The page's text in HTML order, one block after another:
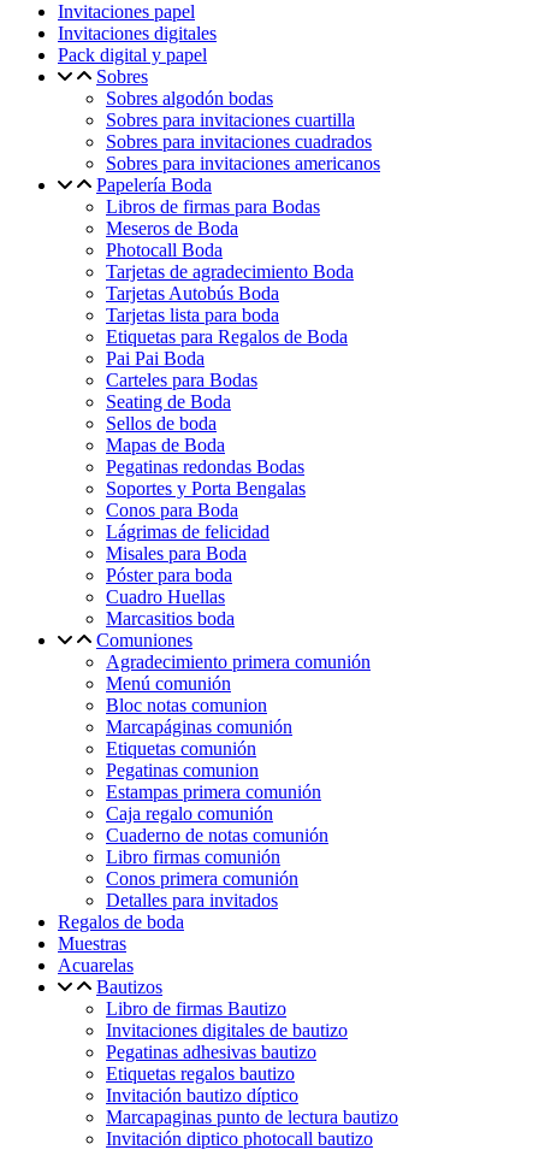
Invitaciones papel
Invitaciones digitales
Pack digital y papel
Sobres
Sobres algodón bodas
Sobres para invitaciones cuartilla
Sobres para invitaciones cuadrados
Sobres para invitaciones americanos
Papelería Boda
Libros de firmas para Bodas
Meseros de Boda
Photocall Boda
Tarjetas de agradecimiento Boda
Tarjetas Autobús Boda
Tarjetas lista para boda
Etiquetas para Regalos de Boda
Pai Pai Boda
Carteles para Bodas
Seating de Boda
Sellos de boda
Mapas de Boda
Pegatinas redondas Bodas
Soportes y Porta Bengalas
Conos para Boda
Lágrimas de felicidad
Misales para Boda
Póster para boda
Cuadro Huellas
Marcasitios boda
Comuniones
Agradecimiento primera comunión
Menú comunión
Bloc notas comunion
Marcapáginas comunión
Etiquetas comunión
Pegatinas comunion
Estampas primera comunión
Caja regalo comunión
Cuaderno de notas comunión
Libro firmas comunión
Conos primera comunión
Detalles para invitados
Regalos de boda
Muestras
Acuarelas
Bautizos
Libro de firmas Bautizo
Invitaciones digitales de bautizo
Pegatinas adhesivas bautizo
Etiquetas regalos bautizo
Invitación bautizo díptico
Marcapaginas punto de lectura bautizo
Invitación diptico photocall bautizo